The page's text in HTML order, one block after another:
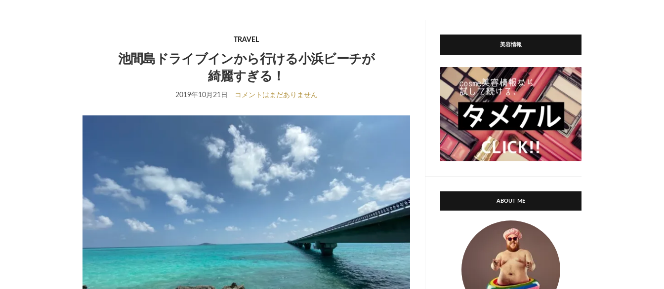
TRAVEL
池間島ドライブインから行ける小浜ビーチが
綺麗すぎる！
2019年10月21日 コメントはまだありません
美容情報
ABOUT ME